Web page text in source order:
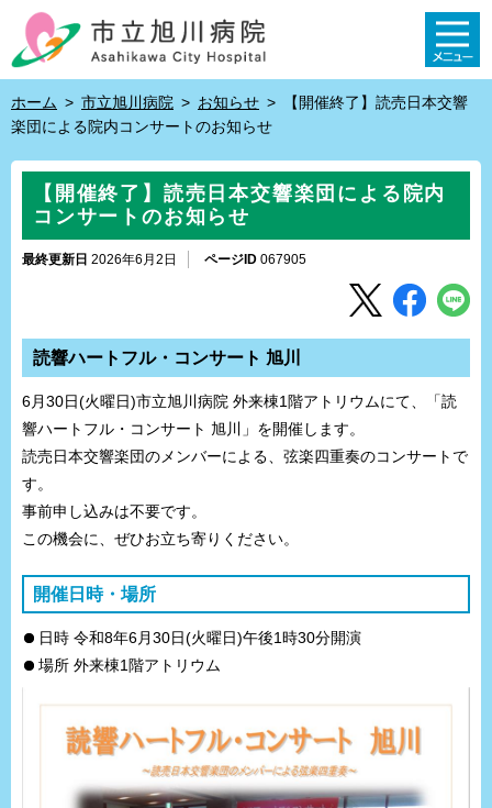
ホーム > 市立旭川病院 > お知らせ >
【開催終了】読売日本交響
楽団による院内コンサートのお知らせ
【開催終了】読売日本交響楽団による院内
コンサートのお知らせ
最終更新日 2026年6月2日 ページID 067905
読響ハートフル・コンサート 旭川
6月30日(火曜日)市立旭川病院 外来棟1階アトリウムにて、「読
響ハートフル・コンサート 旭川」を開催します。
読売日本交響楽団のメンバーによる、弦楽四重奏のコンサートで
す。
事前申し込みは不要です。
この機会に、ぜひお立ち寄りください。
開催日時・場所
日時 令和8年6月30日(火曜日)午後1時30分開演
場所 外来棟1階アトリウム